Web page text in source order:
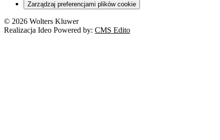
Zarządzaj preferencjami plików cookie
© 2026 Wolters Kluwer
Realizacja Ideo Powered by: CMS Edito